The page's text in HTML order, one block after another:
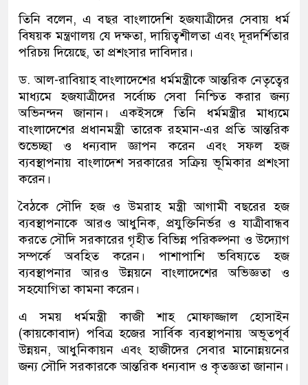
তিনি বলেন, এ বছর বাংলাদেশি হজযাত্রীদের সেবায় ধর্ম
বিষয়ক মন্ত্রণালয় যে দক্ষতা, দায়িত্বশীলতা এবং দূরদর্শিতার
পরিচয় দিয়েছে, তা প্রশংসার দাবিদার।
ড. আল-রাবিয়াহ বাংলাদেশের ধর্মমন্ত্রীকে আন্তরিক নেতৃত্বের
মাধ্যমে হজযাত্রীদের সর্বোচ্চ সেবা নিশ্চিত করার জন্য
অভিনন্দন জানান। একইসঙ্গে তিনি ধর্মমন্ত্রীর মাধ্যমে
বাংলাদেশের প্রধানমন্ত্রী তারেক রহমান-এর প্রতি আন্তরিক
শুভেচ্ছা ও ধন্যবাদ জ্ঞাপন করেন এবং সফল হজ
ব্যবস্থাপনায় বাংলাদেশ সরকারের সক্রিয় ভূমিকার প্রশংসা
করেন।
বৈঠকে সৌদি হজ ও উমরাহ মন্ত্রী আগামী বছরের হজ
ব্যবস্থাপনাকে আরও আধুনিক, প্রযুক্তিনির্ভর ও যাত্রীবান্ধব
করতে সৌদি সরকারের গৃহীত বিভিন্ন পরিকল্পনা ও উদ্যোগ
সম্পর্কে অবহিত করেন। পাশাপাশি ভবিষ্যতে হজ
ব্যবস্থাপনার আরও উন্নয়নে বাংলাদেশের অভিজ্ঞতা ও
সহযোগিতা কামনা করেন।
এ সময় ধর্মমন্ত্রী কাজী শাহ মোফাজ্জাল হোসাইন
(কায়কোবাদ) পবিত্র হজের সার্বিক ব্যবস্থাপনায় অভূতপূর্ব
উন্নয়ন, আধুনিকায়ন এবং হাজীদের সেবার মানোন্নয়নের
জন্য সৌদি সরকারকে আন্তরিক ধন্যবাদ ও কৃতজ্ঞতা জানান।